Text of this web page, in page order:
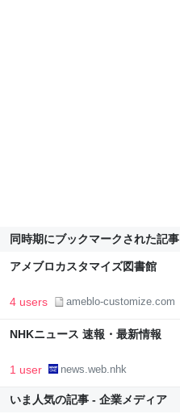
同時期にブックマークされた記事
アメブロカスタマイズ図書館
4 users ameblo-customize.com
NHKニュース 速報・最新情報
1 user news.web.nhk
いま人気の記事 - 企業メディア